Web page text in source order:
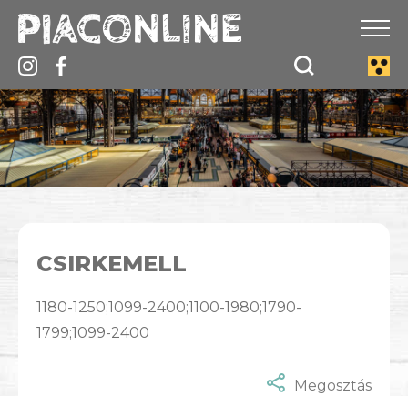
CSIRKEMELL
1180-1250;1099-2400;1100-1980;1790-
1799;1099-2400
Megosztás